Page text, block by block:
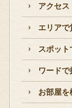
アクセス
エリアで
スポット
ワードで
お部屋を